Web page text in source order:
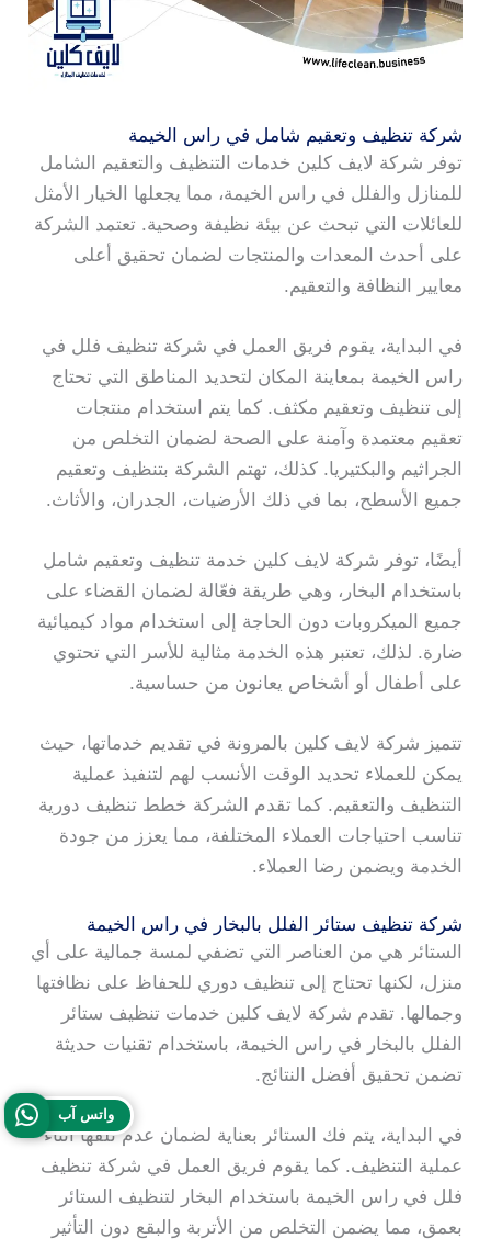
شركة تنظيف وتعقيم شامل في راس الخيمة
توفر شركة لايف كلين خدمات التنظيف والتعقيم الشامل
للمنازل والفلل في راس الخيمة، مما يجعلها الخيار الأمثل
للعائلات التي تبحث عن بيئة نظيفة وصحية. تعتمد الشركة
على أحدث المعدات والمنتجات لضمان تحقيق أعلى
معايير النظافة والتعقيم.
في البداية، يقوم فريق العمل في شركة تنظيف فلل في
راس الخيمة بمعاينة المكان لتحديد المناطق التي تحتاج
إلى تنظيف وتعقيم مكثف. كما يتم استخدام منتجات
تعقيم معتمدة وآمنة على الصحة لضمان التخلص من
الجراثيم والبكتيريا. كذلك، تهتم الشركة بتنظيف وتعقيم
جميع الأسطح، بما في ذلك الأرضيات، الجدران، والأثاث.
أيضًا، توفر شركة لايف كلين خدمة تنظيف وتعقيم شامل
باستخدام البخار، وهي طريقة فعّالة لضمان القضاء على
جميع الميكروبات دون الحاجة إلى استخدام مواد كيميائية
ضارة. لذلك، تعتبر هذه الخدمة مثالية للأسر التي تحتوي
على أطفال أو أشخاص يعانون من حساسية.
تتميز شركة لايف كلين بالمرونة في تقديم خدماتها، حيث
يمكن للعملاء تحديد الوقت الأنسب لهم لتنفيذ عملية
التنظيف والتعقيم. كما تقدم الشركة خطط تنظيف دورية
تناسب احتياجات العملاء المختلفة، مما يعزز من جودة
الخدمة ويضمن رضا العملاء.
شركة تنظيف ستائر الفلل بالبخار في راس الخيمة
الستائر هي من العناصر التي تضفي لمسة جمالية على أي
منزل، لكنها تحتاج إلى تنظيف دوري للحفاظ على نظافتها
وجمالها. تقدم شركة لايف كلين خدمات تنظيف ستائر
الفلل بالبخار في راس الخيمة، باستخدام تقنيات حديثة
تضمن تحقيق أفضل النتائج.
في البداية، يتم فك الستائر بعناية لضمان عدم تلفها أثناء
عملية التنظيف. كما يقوم فريق العمل في شركة تنظيف
فلل في راس الخيمة باستخدام البخار لتنظيف الستائر
بعمق، مما يضمن التخلص من الأتربة والبقع دون التأثير
واتس آب